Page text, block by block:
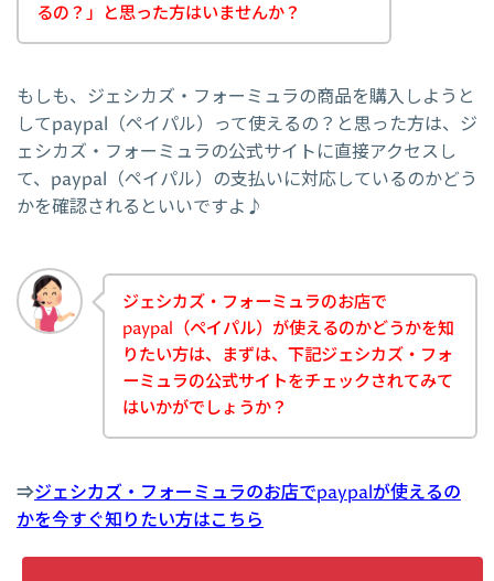
るの？」と思った方はいませんか？
もしも、ジェシカズ・フォーミュラの商品を購入しようと
してpaypal（ペイパル）って使えるの？と思った方は、ジ
ェシカズ・フォーミュラの公式サイトに直接アクセスし
て、paypal（ペイパル）の支払いに対応しているのかどう
かを確認されるといいですよ♪
ジェシカズ・フォーミュラのお店で
paypal（ペイパル）が使えるのかどうかを知
りたい方は、まずは、下記ジェシカズ・フォ
ーミュラの公式サイトをチェックされてみて
はいかがでしょうか？
⇒ジェシカズ・フォーミュラのお店でpaypalが使えるの
かを今すぐ知りたい方はこちら